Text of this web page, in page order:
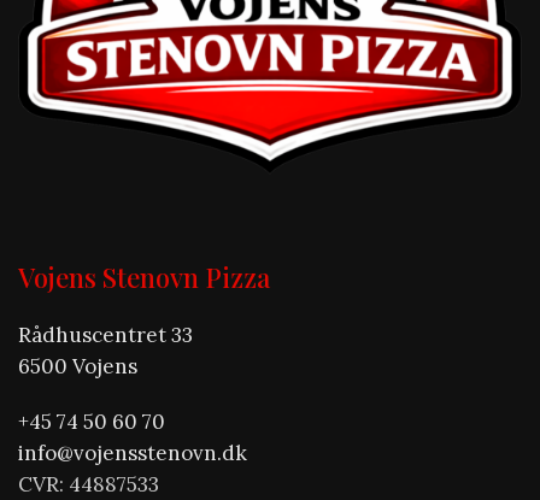
Vojens Stenovn Pizza
Rådhuscentret 33
6500 Vojens
+45 74 50 60 70
info@vojensstenovn.dk
CVR: 44887533